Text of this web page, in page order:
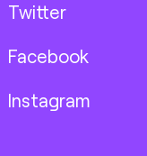
Twitter
Facebook
Instagram